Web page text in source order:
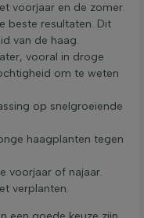
voorjaar en de zomer.
beste resultaten. Dit
van de haag.
vooral in droge
om te weten
op snelgroeiende
haagplanten tegen
voorjaar of najaar.
verplanten.